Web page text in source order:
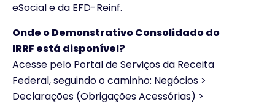
eSocial e da EFD-Reinf.
Onde o Demonstrativo Consolidado do
IRRF está disponível?
Acesse pelo Portal de Serviços da Receita
Federal, seguindo o caminho: Negócios >
Declarações (Obrigações Acessórias) >